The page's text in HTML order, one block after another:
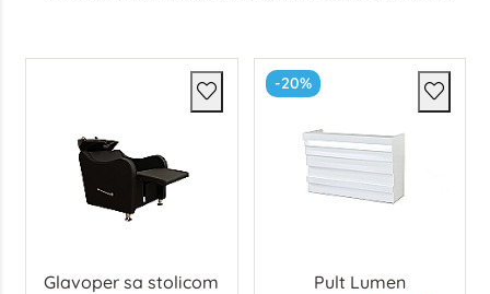
Glavoper sa stolicom
-20%
Pult Lumen